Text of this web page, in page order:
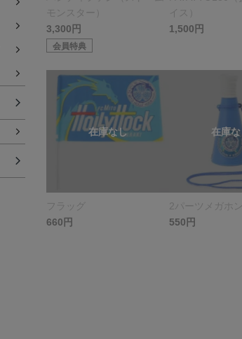
モンスター）
3,300円
会員特典
イス）
1,500円
フラッグ
660円
2パーツメガホン
550円